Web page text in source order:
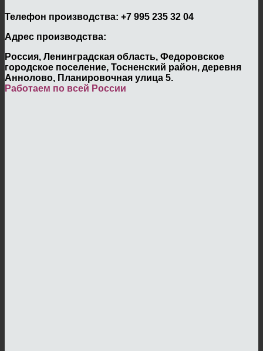
Телефон производства: +7 995 235 32 04
Адрес производства:
Россия, Ленинградская область, Федоровское
городское поселение, Тосненский район, деревня
Аннолово, Планировочная улица 5.
Работаем по всей России